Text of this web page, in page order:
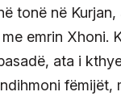
tonë në
emrin Xhoni.
ata i
fëmijët,